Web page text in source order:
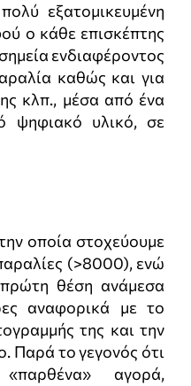
εξατομικευμένη
ο κάθε επισκέπτης
ενδιαφέροντος
καθώς και για
κλπ., μέσα από ένα
ψηφιακό υλικό, σε
οποία στοχεύουμε
(>8000), ενώ
θέση ανάμεσα
αναφορικά με το
της και την
Παρά το γεγονός ότι
αγορά,